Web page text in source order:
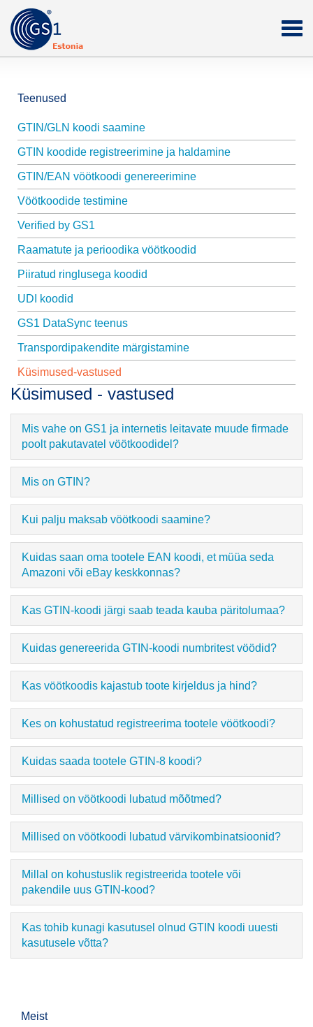
Teenused
GTIN/GLN koodi saamine
GTIN koodide registreerimine ja haldamine
GTIN/EAN vöötkoodi genereerimine
Vöötkoodide testimine
Verified by GS1
Raamatute ja perioodika vöötkoodid
Piiratud ringlusega koodid
UDI koodid
GS1 DataSync teenus
Transpordipakendite märgistamine
Küsimused-vastused
Küsimused - vastused
Mis vahe on GS1 ja internetis leitavate muude firmade
poolt pakutavatel vöötkoodidel?
Mis on GTIN?
Kui palju maksab vöötkoodi saamine?
Kuidas saan oma tootele EAN koodi, et müüa seda
Amazoni või eBay keskkonnas?
Kas GTIN-koodi järgi saab teada kauba päritolumaa?
Kuidas genereerida GTIN-koodi numbritest vöödid?
Kas vöötkoodis kajastub toote kirjeldus ja hind?
Kes on kohustatud registreerima tootele vöötkoodi?
Kuidas saada tootele GTIN-8 koodi?
Millised on vöötkoodi lubatud mõõtmed?
Millised on vöötkoodi lubatud värvikombinatsioonid?
Millal on kohustuslik registreerida tootele või
pakendile uus GTIN-kood?
Kas tohib kunagi kasutusel olnud GTIN koodi uuesti
kasutusele võtta?
Meist